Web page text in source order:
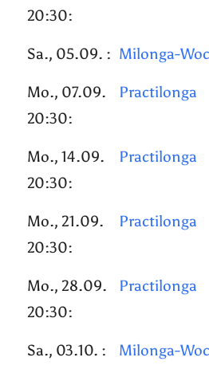
20:30:
Sa., 05.09. : Milonga-
Mo., 07.09.
20:30:
Practilonga
Mo., 14.09.
20:30:
Practilonga
Mo., 21.09.
20:30:
Practilonga
Mo., 28.09.
20:30:
Practilonga
Sa., 03.10. : Milonga-